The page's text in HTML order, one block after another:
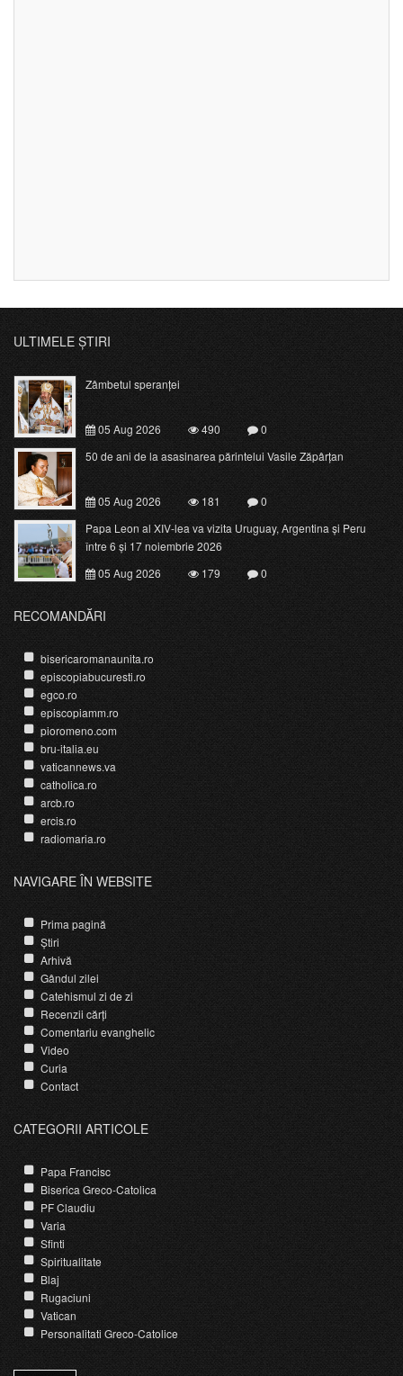
ULTIMELE ȘTIRI
Zâmbetul speranței
05 Aug 2026 490
0
50 de ani de la asasinarea părintelui Vasile Zăpârțan
05 Aug 2026 181
0
Papa Leon al XIV-lea va vizita Uruguay, Argentina și Peru
între 6 și 17 noiembrie 2026
05 Aug 2026
179 0
RECOMANDĂRI
bisericaromanaunita.ro
episcopiabucuresti.ro
egco.ro
episcopiamm.ro
pioromeno.com
bru-italia.eu
vaticannews.va
catholica.ro
arcb.ro
ercis.ro
radiomaria.ro
NAVIGARE ÎN WEBSITE
Prima pagină
Știri
Arhivă
Gândul zilei
Catehismul zi de zi
Recenzii cărți
Comentariu evanghelic
Video
Curia
Contact
CATEGORII ARTICOLE
Papa Francisc
Biserica Greco-Catolica
PF Claudiu
Varia
Sfinti
Spiritualitate
Blaj
Rugaciuni
Vatican
Personalitati Greco-Catolice